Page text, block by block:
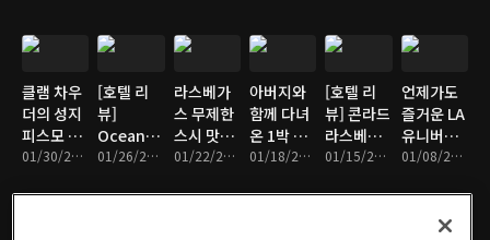
크
to ICN
클램 차우
더의 성지
피스모 비
치
01/30/2024 • 11분
[호텔 리
뷰]
Oceana
Santa
산타모니
01/26/2024 • 13분
라스베가
스 무제한
스시 맛집
잇츠스시01/22/2024 • 14분
아버지와
함께 다녀
온 1박 2일
자이언 캐
01/18/2024 • 10분
[호텔 리
뷰] 콘라드
라스베가
스 리조트
스베가스
01/15/2024 • 16분
언제가도
즐거운 LA
유니버셜
스튜디오
(feat. 마
리오 카트)
01/08/2024 • 12분